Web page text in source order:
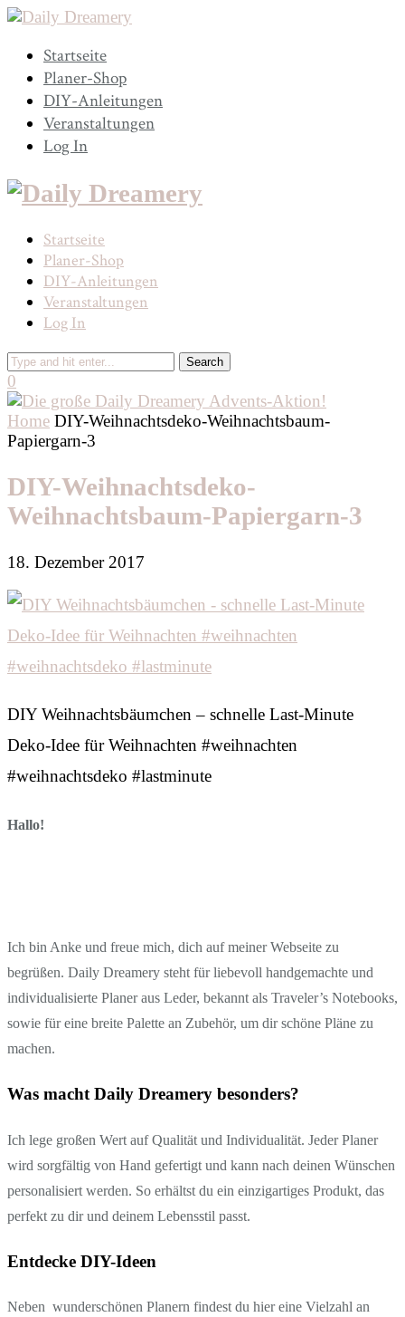
Startseite
Planer-Shop
DIY-Anleitungen
Veranstaltungen
Log In
Startseite
Planer-Shop
DIY-Anleitungen
Veranstaltungen
Log In
0
Home DIY-Weihnachtsdeko-Weihnachtsbaum-
Papiergarn-3
DIY-Weihnachtsdeko-
Weihnachtsbaum-Papiergarn-3
18. Dezember 2017
DIY Weihnachtsbäumchen – schnelle Last-Minute
Deko-Idee für Weihnachten #weihnachten
#weihnachtsdeko #lastminute
Hallo!
Ich bin Anke und freue mich, dich auf meiner Webseite zu
begrüßen. Daily Dreamery steht für liebevoll handgemachte und
individualisierte Planer aus Leder, bekannt als Traveler’s Notebooks,
sowie für eine breite Palette an Zubehör, um dir schöne Pläne zu
machen.
Was macht Daily Dreamery besonders?
Ich lege großen Wert auf Qualität und Individualität. Jeder Planer
wird sorgfältig von Hand gefertigt und kann nach deinen Wünschen
personalisiert werden. So erhältst du ein einzigartiges Produkt, das
perfekt zu dir und deinem Lebensstil passt.
Entdecke DIY-Ideen
Neben wunderschönen Planern findest du hier eine Vielzahl an